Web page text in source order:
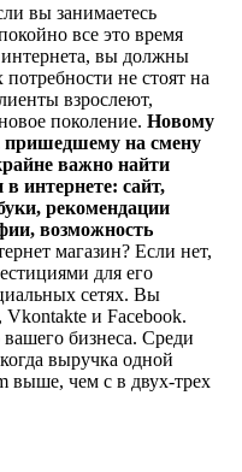
вы занимаетесь
все это время
интернета, вы должны
не стоят на
взрослеют,
поколение. Новому
пришедшему на смену
важно найти
интернете: сайт,
рекомендации
возможность
магазин? Если нет,
для его
сетях. Вы
Vkontakte и Facebook.
бизнеса. Среди
выручка одной
выше, чем с в двух-трех